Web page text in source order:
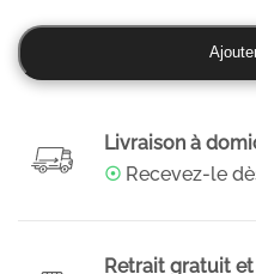
quantité
de
cheveux
Livraison à
☉ Recevez-le
Retrait gratuit